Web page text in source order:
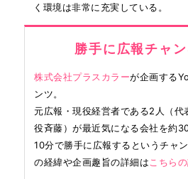
く環境は非常に充実している。
勝手に広報チャ
株式会社プラスカラーが企画する
ンツ。
元広報・現役経営者である2人（代
役斉藤）が最近気になる会社を約
10分で勝手に広報するというチャ
の経緯や企画趣旨の詳細は こちら